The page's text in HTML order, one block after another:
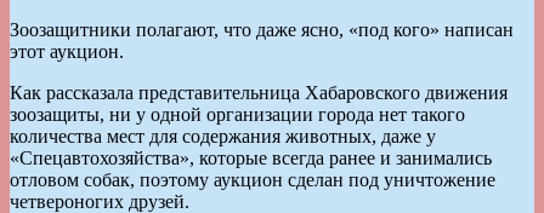
Зоозащитники полагают, что даже ясно, «под кого» написан
этот аукцион.
Как рассказала представительница Хабаровского движения
зоозащиты, ни у одной организации города нет такого
количества мест для содержания животных, даже у
«Спецавтохозяйства», которые всегда ранее и занимались
отловом собак, поэтому аукцион сделан под уничтожение
четвероногих друзей.